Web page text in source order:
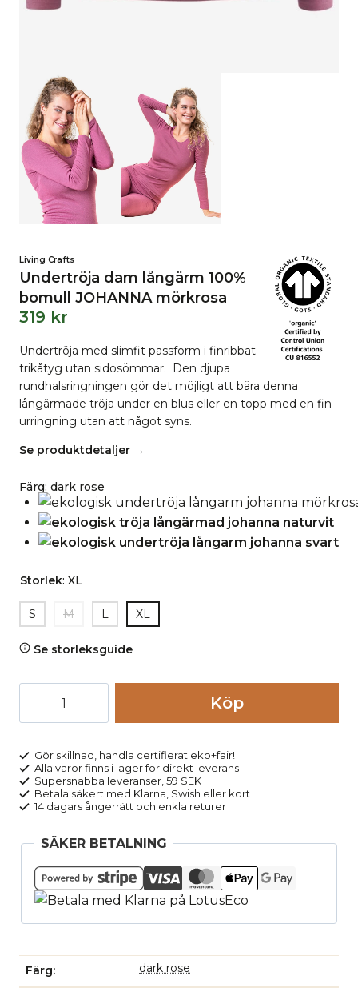
Living Crafts
Undertröja dam långärm 100%
bomull JOHANNA mörkrosa
319 kr
Undertröja med slimfit passform i finribbat
trikåtyg utan sidosömmar. Den djupa
rundhalsringningen gör det möjligt att bära denna
långärmade tröja under en blus eller en topp med en fin
urringning utan att något syns.
Se produktdetaljer →
Färg: dark rose
Storlek: XL
S M L XL
Se storleksguide
100%
bomull
JOHANNA
mörkrosa
mängd
Köp
Gör skillnad, handla certifierat eko+fair!
Alla varor finns i lager för direkt leverans
Supersnabba leveranser, 59 SEK
Betala säkert med Klarna, Swish eller kort
14 dagars ångerrätt och enkla returer
SÄKER BETALNING
Färg dark rose